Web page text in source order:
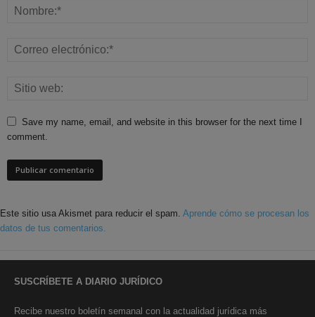
Save my name, email, and website in this browser for the next time I
comment.
Este sitio usa Akismet para reducir el spam. Aprende cómo se procesan los
datos de tus comentarios.
SUSCRÍBETE A DIARIO JURÍDICO
Recibe nuestro boletín semanal con la actualidad jurídica más